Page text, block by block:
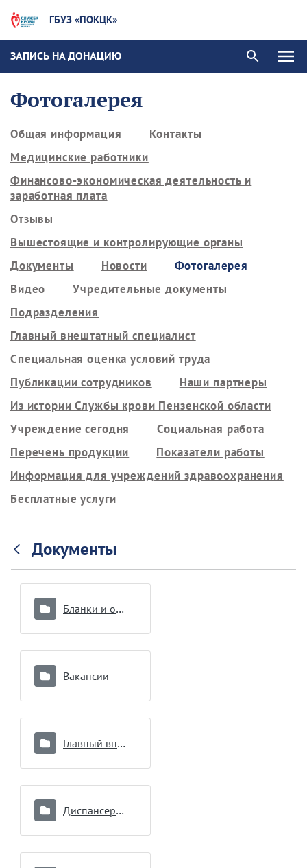
ГБУЗ «ПОКЦК»
ЗАПИСЬ НА ДОНАЦИЮ
Фотогалерея
Общая информация
Контакты
Медицинские работники
Финансово-экономическая деятельность и
заработная плата
Отзывы
Вышестоящие и контролирующие органы
Документы
Новости
Фотогалерея
Видео
Учредительные документы
Подразделения
Главный внештатный специалист
Специальная оценка условий труда
Публикации сотрудников
Наши партнеры
Из истории Службы крови Пензенской области
Учреждение сегодня
Социальная работа
Перечень продукции
Показатели работы
Информация для учреждений здравоохранения
Бесплатные услуги
Документы
Бланки и образцы документов
Вакансии
Главный внештатный специалист
Диспансеризация